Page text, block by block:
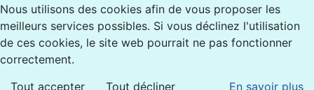
Nous utilisons des cookies afin de vous proposer les
meilleurs services possibles. Si vous déclinez l'utilisation
de ces cookies, le site web pourrait ne pas fonctionner
correctement.
Tout accepter
Tout décliner
En savoir plus